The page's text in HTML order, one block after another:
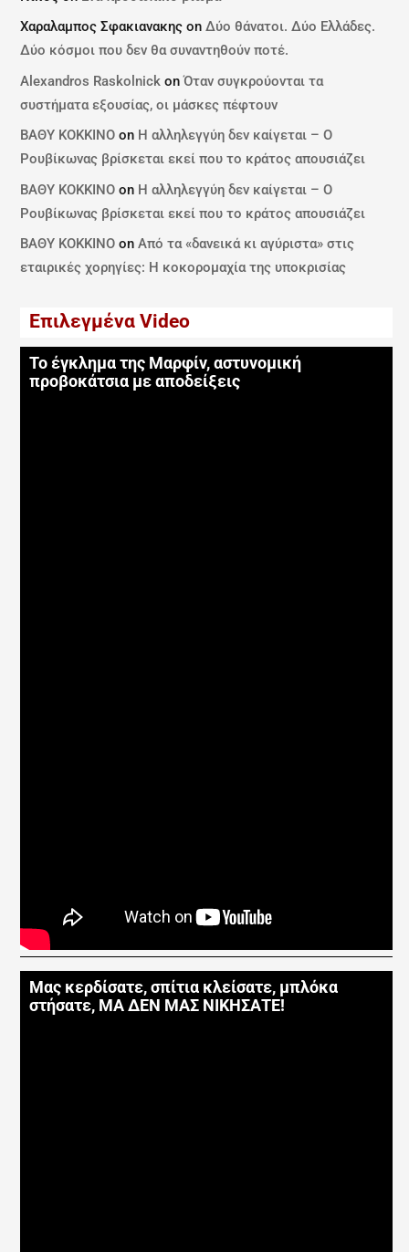
Χαραλαμπος Σφακιανακης onΔύο θάνατοι. Δύο Ελλάδες.
Δύο κόσμοι που δεν θα συναντηθούν ποτέ.
Alexandros Raskolnick onΌταν συγκρούονται τα
συστήματα εξουσίας, οι μάσκες πέφτουν
ΒΑΘΥ ΚΟΚΚΙΝΟ on Η αλληλεγγύη δεν καίγεται – Ο
Ρουβίκωνας βρίσκεται εκεί που το κράτος απουσιάζει
ΒΑΘΥ ΚΟΚΚΙΝΟ on Η αλληλεγγύη δεν καίγεται – Ο
Ρουβίκωνας βρίσκεται εκεί που το κράτος απουσιάζει
ΒΑΘΥ ΚΟΚΚΙΝΟ onΑπό τα «δανεικά κι αγύριστα» στις
εταιρικές χορηγίες: Η κοκορομαχία της υποκρισίας
Επιλεγμένα Video
Το έγκλημα της Μαρφίν, αστυνομική
προβοκάτσια με αποδείξεις
Μας κερδίσατε, σπίτια κλείσατε, μπλόκα
στήσατε, ΜΑ ΔΕΝ ΜΑΣ ΝΙΚΗΣΑΤΕ!